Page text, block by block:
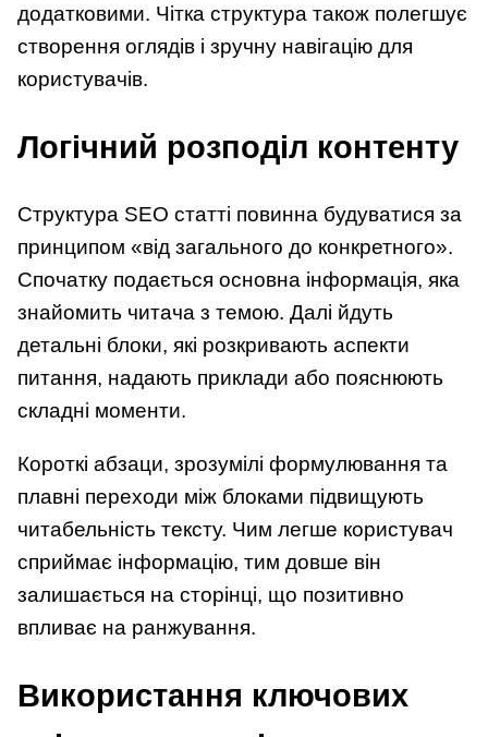
додатковими. Чітка структура також полегшує
створення оглядів і зручну навігацію для
користувачів.
Логічний розподіл контенту
Структура SEO статті повинна будуватися за
принципом «від загального до конкретного».
Спочатку подається основна інформація, яка
знайомить читача з темою. Далі йдуть
детальні блоки, які розкривають аспекти
питання, надають приклади або пояснюють
складні моменти.
Короткі абзаци, зрозумілі формулювання та
плавні переходи між блоками підвищують
читабельність тексту. Чим легше користувач
сприймає інформацію, тим довше він
залишається на сторінці, що позитивно
впливає на ранжування.
Використання ключових